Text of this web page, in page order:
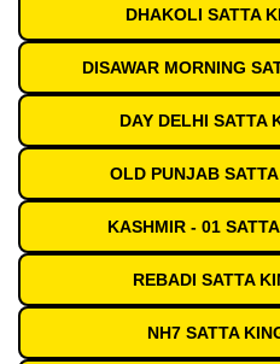
DHAKOLI SATTA
DISAWAR MORNING
DAY DELHI SATTA
OLD PUNJAB
KASHMIR - 01
REBADI SATTA
NH7 SATTA